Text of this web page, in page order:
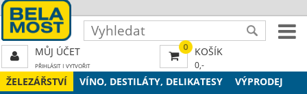
ŽELEZÁŘSTVÍ VÍNO, DESTILÁTY, DELIKATESY
VÝPRODEJ
0 KOŠÍK
0,-
MŮJ ÚČET
PŘIHLÁSIT| VYTVOŘIT